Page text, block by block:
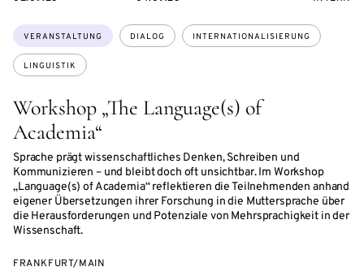
Workshop „The Language(s) of
Academia“
Sprache prägt wissenschaftliches Denken, Schreiben und
Kommunizieren – und bleibt doch oft unsichtbar. Im Workshop
„Language(s) of Academia“ reflektieren die Teilnehmenden anhand
eigener Übersetzungen ihrer Forschung in die Muttersprache über
die Herausforderungen und Potenziale von Mehrsprachigkeit in der
Wissenschaft.
Themen:
VERANSTALTUNG DIALOG INTERNATIONALISIERUNG
LINGUISTIK
FRANKFURT/MAIN